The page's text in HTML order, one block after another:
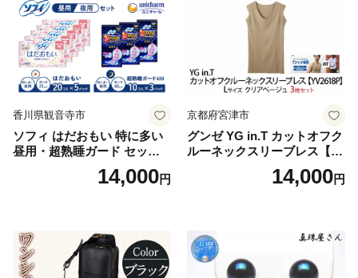
香川県観音寺市
ソフィ はだおもい 特に多い
昼用・超熟睡ガード セット
羽付き ナプキン 生理用品 サ
ニタリー ユニ・チャーム
14,000円
京都府宮津市
グンゼ YG in.T カットオフク
ルーネックスリーブレス【Y
V2618P】Lサイズ クリアベ
ージュ3枚セット [№5716-04
14,000円